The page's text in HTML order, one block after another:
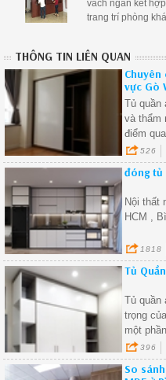
vách ngăn kết
trang trí phòng
THÔNG TIN LIÊN QUAN
vực Gò
Tủ quần
và thẩm
điểm
năng
gàng và
526
đóng tủ
Nội thất
HCM ,
1818
Tủ
Tủ quần
trọng
một
396
So